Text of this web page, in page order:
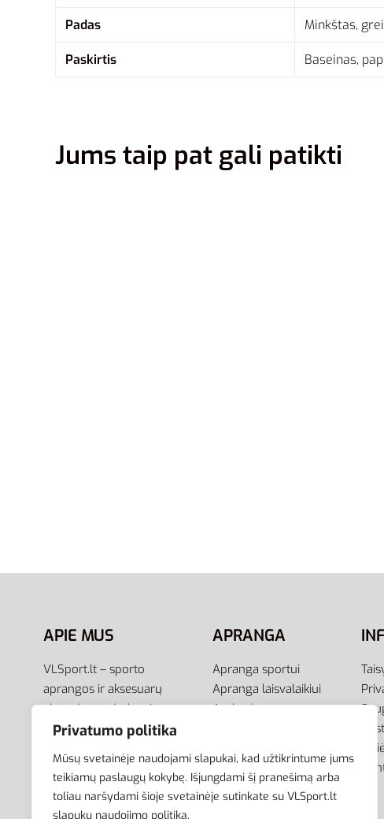
Privatumo politika
Mūsų svetainėje naudojami slapukai, kad užtikrintume jums
teikiamų paslaugų kokybę. Išjungdami šį pranešimą arba
toliau naršydami šioje svetainėje sutinkate su VLSport.lt
slapukų naudojimo politika.
Padas Minkštas,
Paskirtis Baseinas,
Jums taip pat gali patikti
Pasirinkti savybes
APIE MUS
VLSport.lt – sporto
aprangos ir aksesuarų
el.parduotuvė aktyviam
gyvenimo būdui. Čia rasite
vyrams, moterims bei
APRANGA
Apranga sportui
Apranga laisvalaikiui
Avalynė